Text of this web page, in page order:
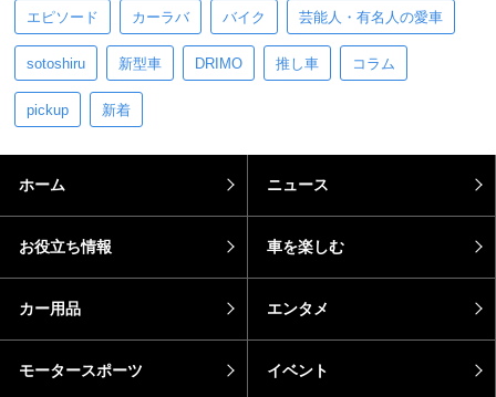
エピソード カーラバ バイク 芸能人・有名人の愛車
sotoshiru 新型車 DRIMO 推し車 コラム
pickup 新着
ホーム ニュース
お役立ち情報 車を楽しむ
カー用品 エンタメ
モータースポーツ イベント